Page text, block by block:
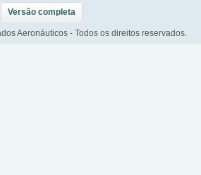
Versão completa
Aeronáuticos - Todos os direitos reservados.